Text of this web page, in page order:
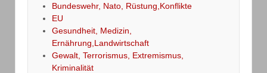
Bundeswehr, Nato, Rüstung,Konflikte
EU
Gesundheit, Medizin,
Ernährung,Landwirtschaft
Gewalt, Terrorismus, Extremismus,
Kriminalität